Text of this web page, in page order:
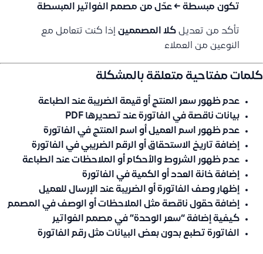
تكون مبسطة ← عدّل من مصمم الفواتير المبسطة
تأكد من تعديل كلا المصممين إذا كنت تتعامل مع
النوعين من العملاء
كلمات مفتاحية متعلقة بالمشكلة
عدم ظهور سعر المنتج أو قيمة الضريبة عند الطباعة
بيانات ناقصة في الفاتورة عند تصديرها PDF
عدم ظهور اسم العميل أو اسم المنتج في الفاتورة
إضافة تاريخ الاستحقاق أو الرقم الضريبي في الفاتورة
عدم ظهور الشروط والأحكام أو الملاحظات عند الطباعة
إضافة خانة العدد أو الكمية في الفاتورة
إظهار وصف الفاتورة أو الضريبة عند الإرسال للعميل
إضافة حقول ناقصة مثل الملاحظات أو الوصف في المصمم
كيفية إضافة “سعر الوحدة” في مصمم الفواتير
الفاتورة تطبع بدون بعض البيانات مثل رقم الفاتورة